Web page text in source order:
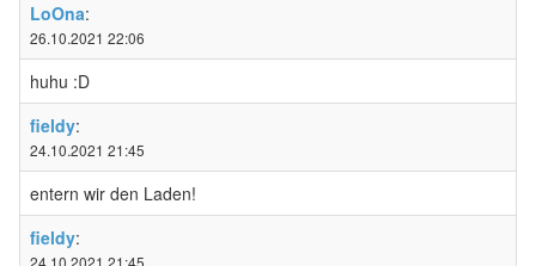
LoOna:
26.10.2021 22:06
huhu :D
fieldy:
24.10.2021 21:45
entern wir den Laden!
fieldy:
24.10.2021 21:45